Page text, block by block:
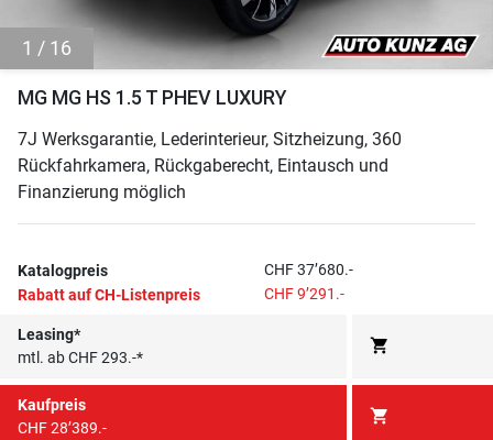
1 / 16
MG MG HS 1.5 T PHEV LUXURY
7J Werksgarantie, Lederinterieur, Sitzheizung, 360
Rückfahrkamera, Rückgaberecht, Eintausch und
Finanzierung möglich
Katalogpreis
CHF 37’680.-
Rabatt auf CH-Listenpreis
CHF 9’291.-
Leasing*
mtl. ab CHF 293.-*
shopping_cart
Kaufpreis
CHF 28’389.-
shopping_cart